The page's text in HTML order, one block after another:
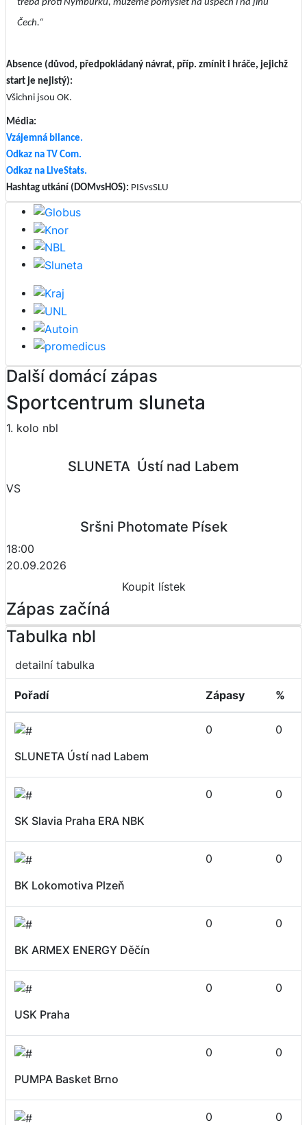
třeba proti Nymburku, můžeme pomýšlet na úspěch i na jihu
Čech.“
Absence (důvod, předpokládaný návrat, příp. zmínit i hráče, jejichž
start je nejistý):
Všichni jsou OK.
Média:
Vzájemná bilance.
Odkaz na TV Com.
Odkaz na LiveStats.
Hashtag utkání (DOMvsHOS): PISvsSLU
Další domácí zápas
Sportcentrum sluneta
1. kolo nbl
SLUNETA  Ústí nad Labem
VS
Sršni Photomate Písek
18:00
20.09.2026
Koupit lístek
Zápas začíná
Tabulka nbl
detailní tabulka
Pořadí Zápasy %
SLUNETA Ústí nad Labem
0 0
SK Slavia Praha ERA NBK
0 0
BK Lokomotiva Plzeň
0 0
BK ARMEX ENERGY Děčín
0 0
USK Praha
0 0
PUMPA Basket Brno
0 0
0 0